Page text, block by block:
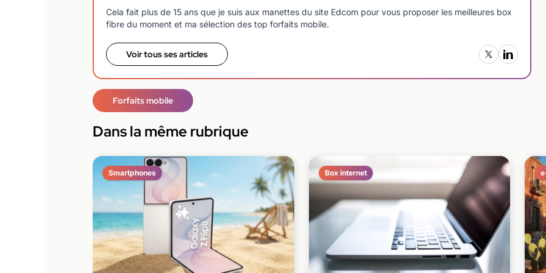
Cela fait plus de 15 ans que je suis aux manettes du site Edcom pour vous proposer les meilleures box
fibre du moment et ma sélection des top forfaits mobile.
Voir tous ses articles
Forfaits mobile
Dans la même rubrique
Smartphones Box internet